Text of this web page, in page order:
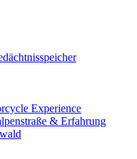
Experience
& Erfahrung